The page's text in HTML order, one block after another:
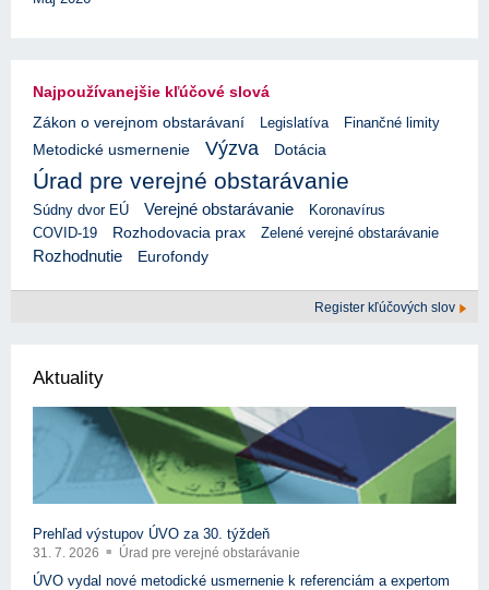
Najpoužívanejšie kľúčové slová
Zákon o verejnom obstarávaní Legislatíva
Finančné limity
Metodické usmernenie
Výzva Dotácia
Úrad pre verejné obstarávanie
Súdny dvor EÚ Verejné obstarávanie
Koronavírus
COVID-19
Rozhodovacia prax Zelené verejné obstarávanie
Rozhodnutie Eurofondy
Register kľúčových slov
Aktuality
Prehľad výstupov ÚVO za 30. týždeň
31. 7. 2026 Úrad pre verejné obstarávanie
ÚVO vydal nové metodické usmernenie k referenciám a expertom